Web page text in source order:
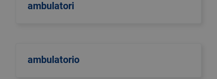
ambulatori
ambulatorio